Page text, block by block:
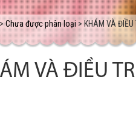
Chưa được phân loại> KHÁM VÀ ĐIỀU
VÀ ĐIỀU